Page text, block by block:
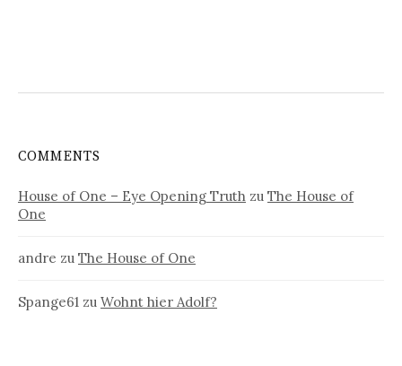
COMMENTS
House of One – Eye Opening Truth zu The House of
One
andre zu The House of One
Spange61 zu Wohnt hier Adolf?